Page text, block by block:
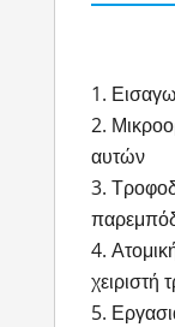
αυτών
χειριστή